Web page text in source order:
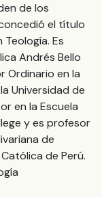
de los
el título
Es
Andrés Bello
Ordinario en la
Universidad de
en la Escuela
y es profesor
de
de Perú.